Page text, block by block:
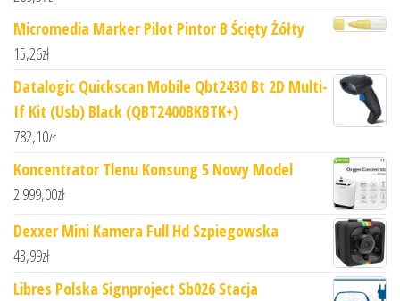
Micromedia Marker Pilot Pintor B Ścięty Żółty
15,26zł
Datalogic Quickscan Mobile Qbt2430 Bt 2D Multi-
If Kit (Usb) Black (QBT2400BKBTK+)
782,10zł
Koncentrator Tlenu Konsung 5 Nowy Model
2 999,00zł
Dexxer Mini Kamera Full Hd Szpiegowska
43,99zł
Libres Polska Signproject Sb026 Stacja